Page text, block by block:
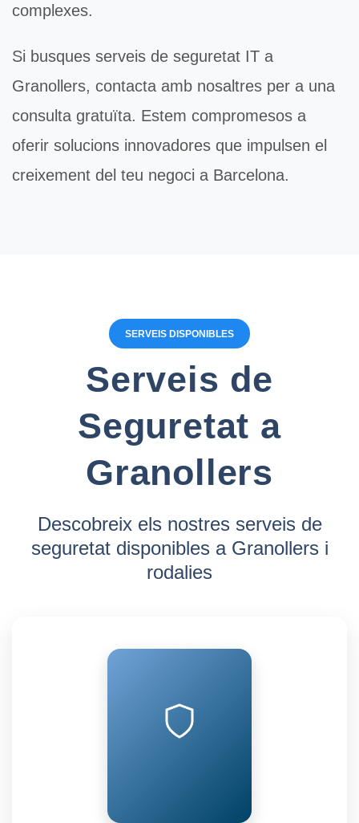
complexes.
Si busques serveis de seguretat IT a
Granollers, contacta amb nosaltres per a una
consulta gratuïta. Estem compromesos a
oferir solucions innovadores que impulsen el
creixement del teu negoci a Barcelona.
SERVEIS DISPONIBLES
Serveis de
Seguretat a
Granollers
Descobreix els nostres serveis de
seguretat disponibles a Granollers i
rodalies